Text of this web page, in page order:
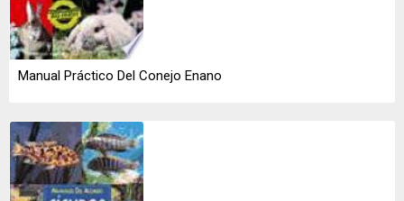
Manual Práctico Del Conejo Enano